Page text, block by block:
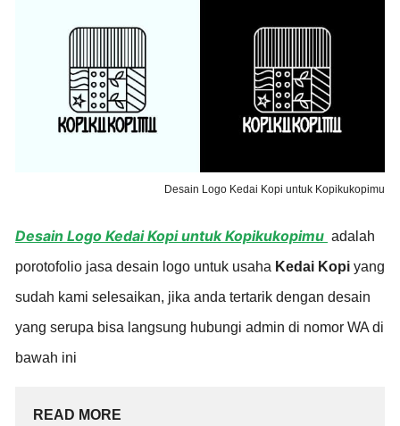
Desain Logo Kedai Kopi untuk Kopikukopimu
Desain Logo Kedai Kopi untuk Kopikukopimu adalah
porotofolio jasa desain logo untuk usaha Kedai Kopi yang
sudah kami selesaikan, jika anda tertarik dengan desain
yang serupa bisa langsung hubungi admin di nomor WA di
bawah ini
READ MORE